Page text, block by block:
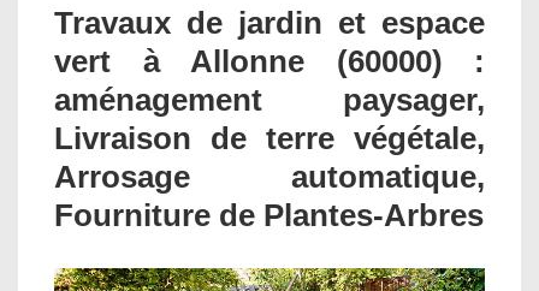
Travaux de jardin et espace
vert à Allonne (60000) :
aménagement paysager,
Livraison de terre végétale,
Arrosage automatique,
Fourniture de Plantes-Arbres